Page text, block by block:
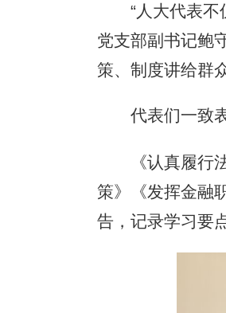
“人大代表不仅
党支部副书记鲍
策、制度讲给群
代表们一致表
《认真履行法
策》《发挥金融
告，记录学习要点